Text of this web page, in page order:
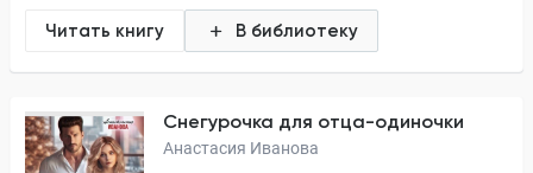
Читать книгу В библиотеку
Снегурочка для отца-одиночки
Анастасия Иванова